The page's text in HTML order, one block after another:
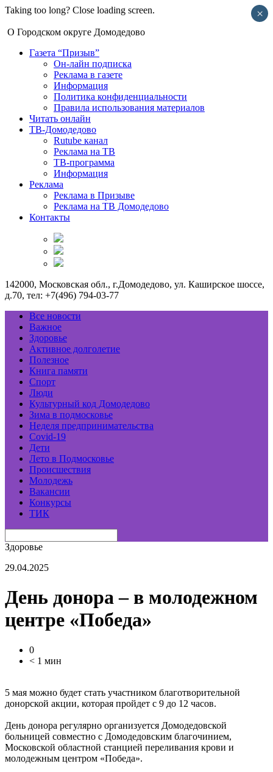
Taking too long? Close loading screen.
О Городском округе Домодедово
Газета “Призыв”
Он-лайн подписка
Реклама в газете
Информация
Политика конфиденциальности
Правила использования материалов
Читать онлайн
ТВ-Домодедово
Rutube канал
Реклама на ТВ
ТВ-программа
Информация
Реклама
Реклама в Призыве
Реклама на ТВ Домодедово
Контакты
142000, Московская обл., г.Домодедово, ул. Каширское шоссе,
д.70, тел: +7(496) 794-03-77
Все новости
Важное
Здоровье
Активное долголетие
Полезное
Книга памяти
Спорт
Люди
Культурный код Домодедово
Зима в подмосковье
Неделя предпринимательства
Covid-19
Дети
Лето в Подмосковье
Происшествия
Молодежь
Вакансии
Конкурсы
ТИК
Здоровье
29.04.2025
День донора – в молодежном
центре «Победа»
0
< 1 мин
5 мая можно будет стать участником благотворительной
донорской акции, которая пройдет с 9 до 12 часов.
День донора регулярно организуется Домодедовской
больницей совместно с Домодедовским благочинием,
Московской областной станцией переливания крови и
молодежным центром «Победа».
×